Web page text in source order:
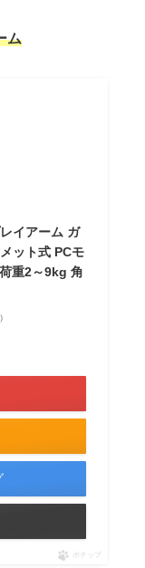
ム
イアーム ガ
ット式 PCモ
重2～9kg 角
ポチップ